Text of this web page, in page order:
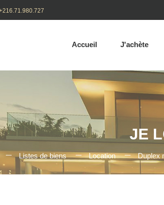
Accueil J'achète
JE
Listes de biens Location Duplex